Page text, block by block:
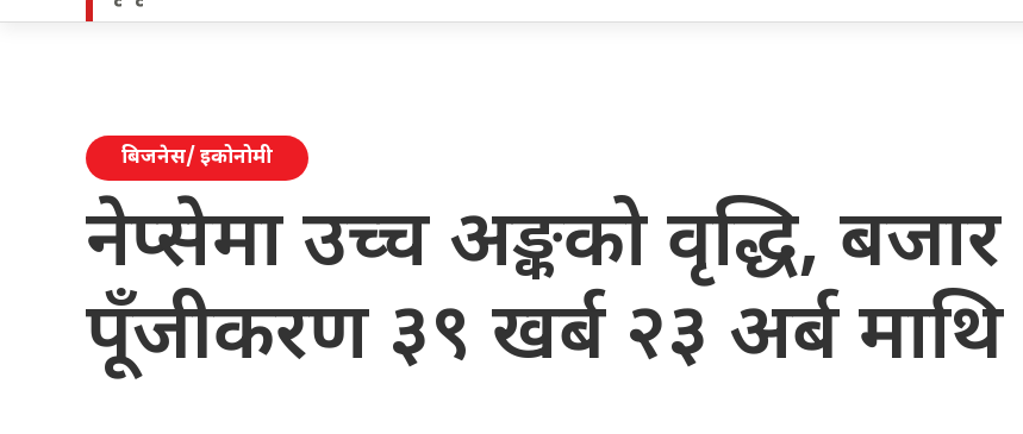
बिजनेस/ इकोनोमी
नेप्सेमा उच्च अङ्कको वृद्धि, बजार
पूँजीकरण ३९ खर्ब २३ अर्ब माथि